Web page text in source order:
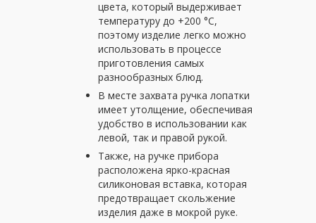
цвета, который выдерживает
температуру до +200 °С,
поэтому изделие легко можно
использовать в процессе
приготовления самых
разнообразных блюд.
В месте захвата ручка лопатки
имеет утолщение, обеспечивая
удобство в использовании как
левой, так и правой рукой.
Также, на ручке прибора
расположена ярко-красная
силиконовая вставка, которая
предотвращает скольжение
изделия даже в мокрой руке.